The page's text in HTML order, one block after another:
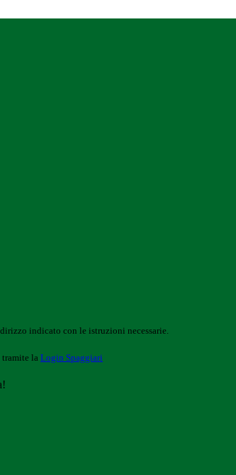
indicato con le istruzioni necessarie.
tramite la Login Spaggiari